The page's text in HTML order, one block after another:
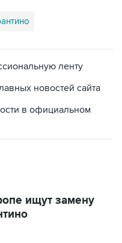
ленту
новостей сайта
в официальном
ищут замену